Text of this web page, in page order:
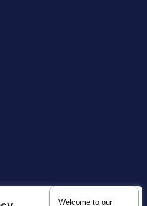
Welcome to our